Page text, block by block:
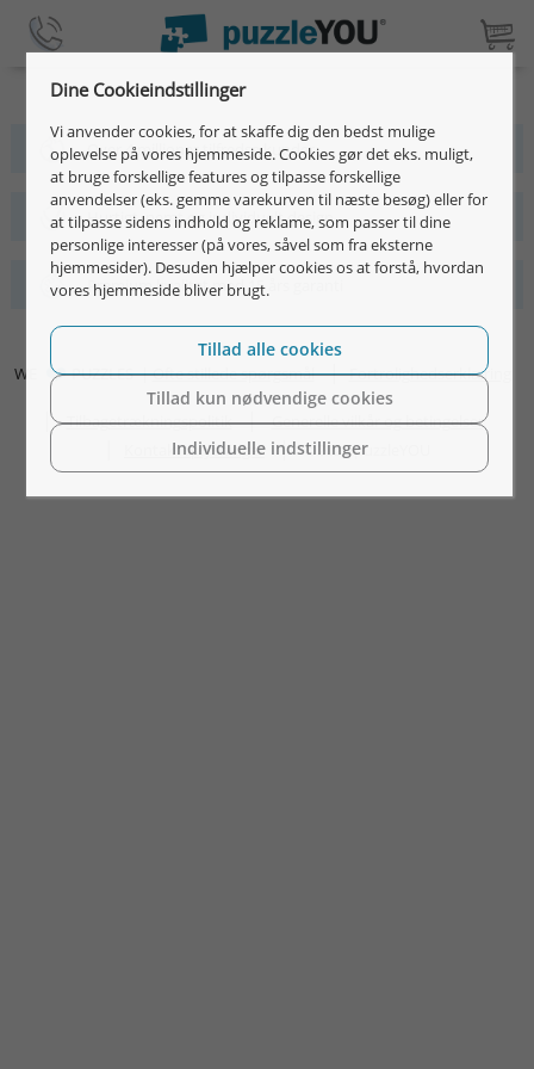
Over 4 millioner tilfredse kunder
Hurtigt, nemt og individuelt design
Premium kvalitet med 15 års garanti
WE PUZZLES |Ofte stillede spørgsmål|Fortrolighedserklæring
|Tilbagetrækningspolitik|Generelle vilkår og betingelser
Kontaktoplysninger|©2026 puzzleYOU
Dine Cookieindstillinger
Vi anvender cookies, for at skaffe dig den bedst mulige
oplevelse på vores hjemmeside. Cookies gør det eks. muligt,
at bruge forskellige features og tilpasse forskellige
anvendelser (eks. gemme varekurven til næste besøg) eller for
at tilpasse sidens indhold og reklame, som passer til dine
personlige interesser (på vores, såvel som fra eksterne
hjemmesider). Desuden hjælper cookies os at forstå, hvordan
vores hjemmeside bliver brugt.
Individuelle indstillinger
Tillad kun nødvendige cookies
Tillad alle cookies